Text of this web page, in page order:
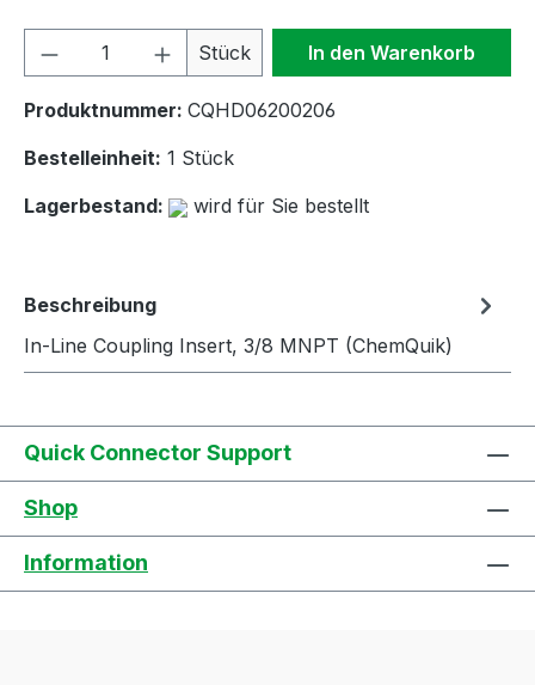
Produkt Anzahl: Gib den
Stück In den Warenkorb
Produktnummer: CQHD06200206
Bestelleinheit: 1 Stück
Lagerbestand:
wird für Sie bestellt
Beschreibung
In-Line Coupling Insert, 3/8 MNPT (ChemQuik)
Quick Connector Support
Shop
Information